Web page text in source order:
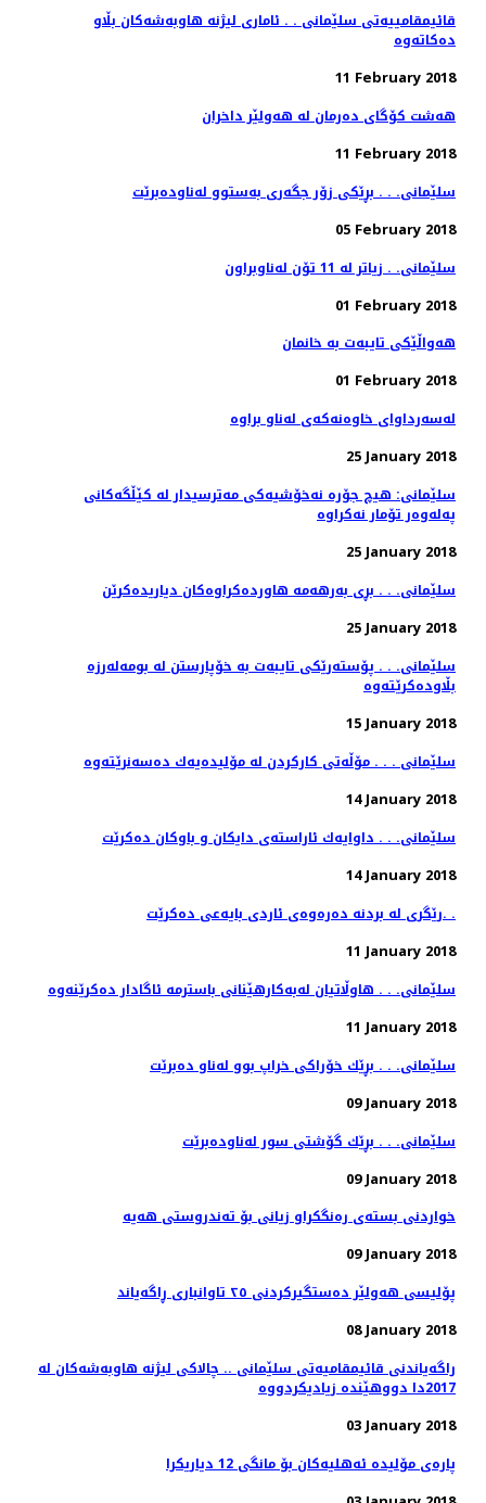
قائیمقامییه‌تی سلێمانی . . ئاماری لیژنه‌ هاوبه‌شه‌كان بڵاو
11 February 2018
هەشت كۆگای دەرمان لە هەولێر داخران
11 February 2018
سلێمانی. . . بڕێكی زۆر جگه‌ری به‌ستوو له‌ناوده‌برێت
05 February 2018
سلێمانی. . زیاتر له‌ 11 تۆن له‌ناوبراون
01 February 2018
هه‌واڵێكی تایبه‌ت به‌ خانمان
01 February 2018
25 January 2018
سلێمانی: هیچ جۆره‌ نه‌خۆشیه‌كی مه‌ترسیدار له‌ كێڵگه‌كانی
25 January 2018
سلێمانی. . . بڕی به‌رهه‌مه‌ هاورده‌كراوه‌كان دیاریده‌كرێن
25 January 2018
سلێمانی. . . پۆسته‌رێكی تایبه‌ت به‌ خۆپارستن له‌ بومه‌له‌رزه‌
15 January 2018
سلێمانی . . . مۆڵەتی كاركردن لە مۆلیدەیەك دەسەنرێتەوە
14 January 2018
سلێمانی. . . داوایه‌ك ئاراسته‌ی دایكان و باوكان ده‌كرێت
14 January 2018
رێگری له‌ بردنه‌ ده‌ره‌وه‌ی ئاردی بایه‌عی ده‌كرێت. .
11 January 2018
11 January 2018
سلێمانی. . . بڕێك خۆراكی خراپ بوو له‌ناو ده‌برێت
09 January 2018
سلێمانی. . . بڕێك گۆشتی سور له‌ناوده‌برێت
09 January 2018
09 January 2018
پۆلیسی هەولێر دەستگیركردنی ٢٥ تاوانباری ڕاگەیاند
08 January 2018
راگه‌یاندنی قائیمقامیه‌تی سلێمانی .. چالاكی لیژنه‌ هاوبه‌شه‌كان له‌
03 January 2018
پاره‌ی مۆلیده‌ ئه‌هلیه‌كان بۆ مانگی 12 دیاریكرا